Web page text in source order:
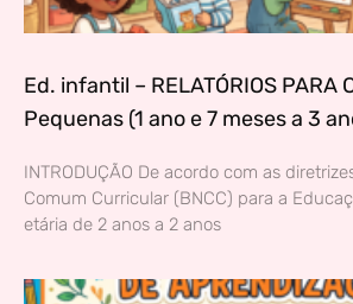
Ed. infantil – RELATÓRIOS PARA
Pequenas (1 ano e 7 meses a 3
INTRODUÇÃO De acordo com as
Comum Curricular (BNCC) para a
etária de 2 anos a 2 anos